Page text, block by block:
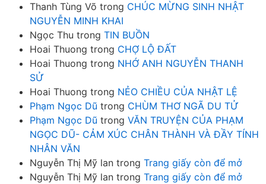
Thanh Tùng Võ trong CHÚC MỪNG SINH NHẬT
NGUYỄN MINH KHAI
Ngọc Thu trong TIN BUỒN
Hoai Thuong trong CHỢ LỘ ĐẤT
Hoai Thuong trong NHỚ ANH NGUYỄN THANH
SỬ
Hoai Thuong trong NẺO CHIỀU CỦA NHẬT LỆ
Phạm Ngọc Dũ trong CHÙM THƠ NGÃ DU TỬ
Phạm Ngọc Dũ trong VĂN TRUYỆN CỦA PHẠM
NGỌC DŨ- CẢM XÚC CHÂN THÀNH VÀ ĐẦY TÍNH
NHÂN VĂN
Nguyễn Thị Mỹ lan trong Trang giấy còn để mở
Nguyễn Thị Mỹ lan trong Trang giấy còn để mở